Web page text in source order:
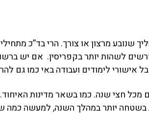
שנובע מרצון או צורך. הרי בד”כ
לשהות יותר בקפריסין. אם יש
אישורי לימודים ועבודה באי כמו גם
דרכון ישראלי בלבד תוכלו לשהות בקפריסין 3 חודשים מכל
יותר במהלך השנה, למעשה כמה